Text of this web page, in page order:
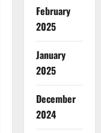
February
2025
January
2025
December
2024